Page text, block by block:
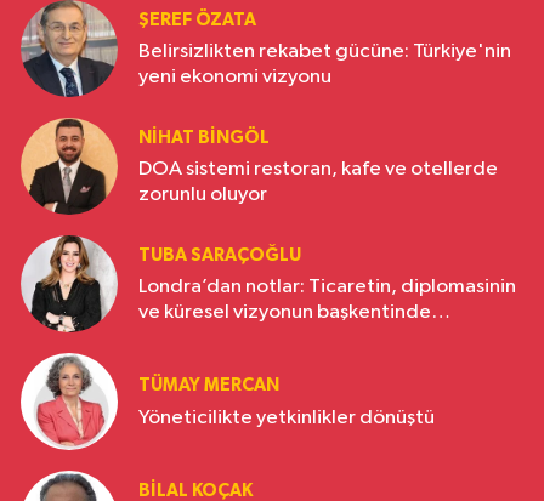
ŞEREF ÖZATA
Belirsizlikten rekabet gücüne: Türkiye'nin
yeni ekonomi vizyonu
NIHAT BINGÖL
DOA sistemi restoran, kafe ve otellerde
zorunlu oluyor
TUBA SARAÇOĞLU
Londra’dan notlar: Ticaretin, diplomasinin
ve küresel vizyonun başkentinde
TÜMAY MERCAN
Yöneticilikte yetkinlikler dönüştü
BILAL KOÇAK